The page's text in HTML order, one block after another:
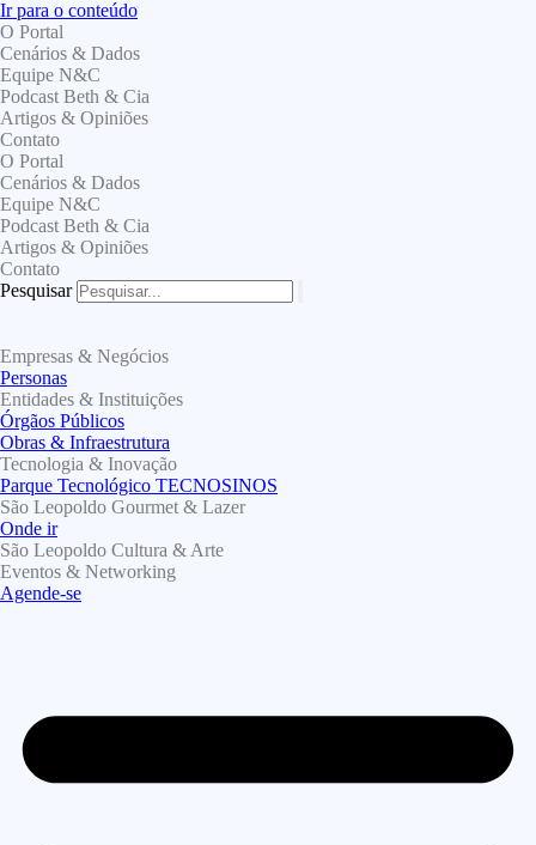
Ir para o conteúdo
O Portal
Cenários & Dados
Equipe N&C
Podcast Beth & Cia
Artigos & Opiniões
Contato
O Portal
Cenários & Dados
Equipe N&C
Podcast Beth & Cia
Artigos & Opiniões
Contato
Pesquisar
Empresas & Negócios
Personas
Entidades & Instituições
Órgãos Públicos
Obras & Infraestrutura
Tecnologia & Inovação
Parque Tecnológico TECNOSINOS
São Leopoldo Gourmet & Lazer
Onde ir
São Leopoldo Cultura & Arte
Eventos & Networking
Agende-se